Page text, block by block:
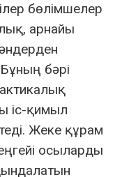
бөлімшелер
арнайы
бәрі
іс-қимыл
Жеке құрам
осыларды